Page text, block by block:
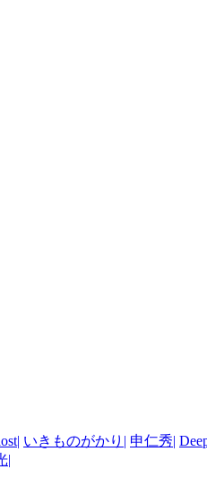
| いきものがかり | 申仁秀|
|